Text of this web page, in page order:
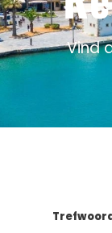
Vind